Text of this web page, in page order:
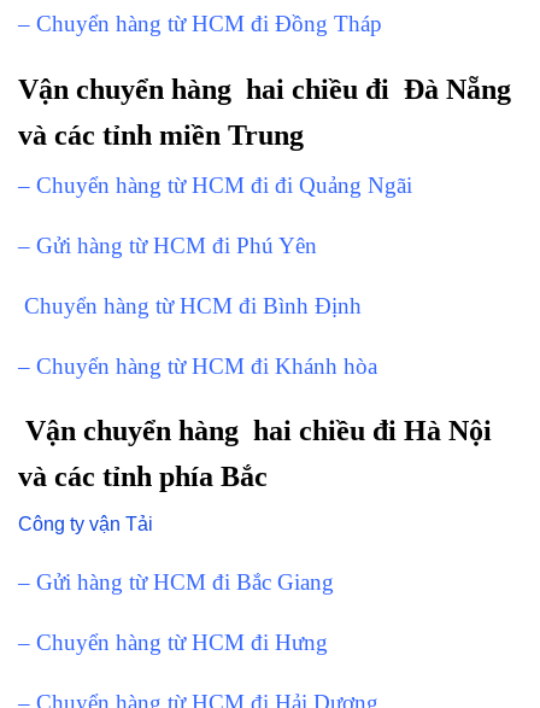
– Chuyển hàng từ HCM đi Đồng Tháp
Vận chuyển hàng hai chiều đi Đà Nẵng
và các tỉnh miền Trung
– Chuyển hàng từ HCM đi đi Quảng Ngãi
– Gửi hàng từ HCM đi Phú Yên
Chuyển hàng từ HCM đi Bình Định
– Chuyển hàng từ HCM đi Khánh hòa
Vận chuyển hàng hai chiều đi Hà Nội
và các tỉnh phía Bắc
Công ty vận Tải
– Gửi hàng từ HCM đi Bắc Giang
– Chuyển hàng từ HCM đi Hưng
– Chuyển hàng từ HCM đi Hải Dương